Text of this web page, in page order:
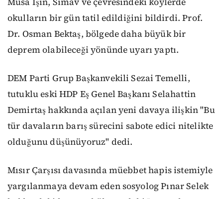
okulların bir gün tatil edildiğini bildirdi. Prof.
Dr. Osman Bektaş, bölgede daha büyük bir
deprem olabileceği yönünde uyarı yaptı.
DEM Parti Grup Başkanvekili Sezai Temelli,
tutuklu eski HDP Eş Genel Başkanı Selahattin
Demirtaş hakkında açılan yeni davaya ilişkin "Bu
tür davaların barış sürecini sabote edici nitelikte
olduğunu düşünüyoruz" dedi.
Mısır Çarşısı davasında müebbet hapis istemiyle
yargılanmaya devam eden sosyolog Pınar Selek